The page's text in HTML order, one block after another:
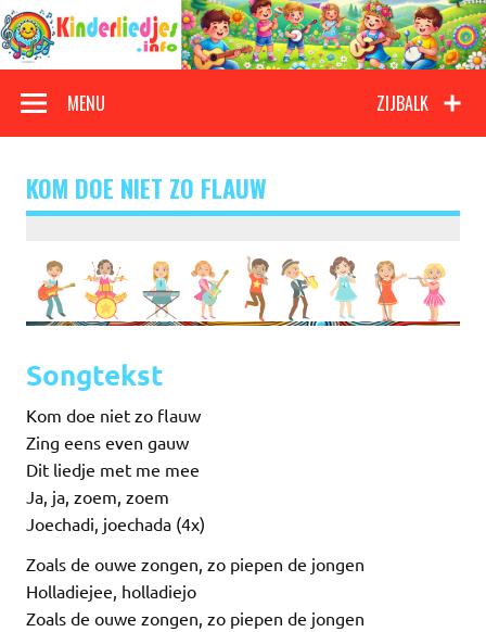
Doorgaan
naar
inhoud
Kinderliedjes
ZIJBALK
MENU
KOM DOE NIET ZO FLAUW
Songtekst
Kom doe niet zo flauw
Zing eens even gauw
Dit liedje met me mee
Ja, ja, zoem, zoem
Joechadi, joechada (4x)
Zoals de ouwe zongen, zo piepen de jongen
Holladiejee, holladiejo
Zoals de ouwe zongen, zo piepen de jongen